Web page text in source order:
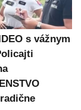
s vážnym